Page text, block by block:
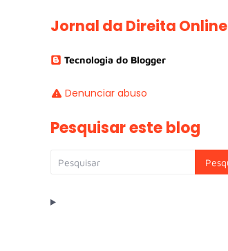
Jornal da Direita Online
Tecnologia do Blogger
Denunciar abuso
Pesquisar este blog